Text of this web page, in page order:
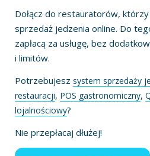
Dołącz do restauratorów, którzy
sprzedaż jedzenia online. Do
zapłacą za usługę, bez
i limitów.
Potrzebujesz system sprzedaży
restauracji, POS gastronomiczny,
lojalnościowy?
Nie przepłacaj dłużej!